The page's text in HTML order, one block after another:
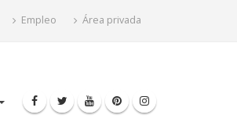
Empleo Área privada